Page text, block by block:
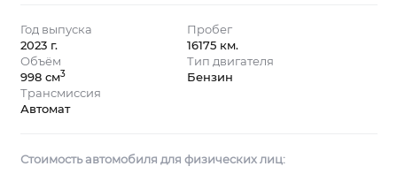
Год выпуска
2023 г.
Пробег
16175 км.
Объём
998 см3
Тип двигателя
Бензин
Трансмиссия
Автомат
Стоимость автомобиля для физических лиц: